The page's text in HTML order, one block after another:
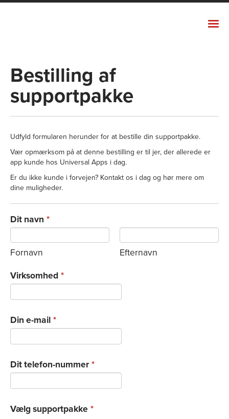
RESULTATER
SUPPORTPAKKER
Bestilling af
supportpakke
Udfyld formularen herunder for at bestille din supportpakke.
Vær opmærksom på at denne bestilling er til jer, der allerede er
app kunde hos Universal Apps i dag.
Er du ikke kunde i forvejen? Kontakt os i dag og hør mere om
dine muligheder.
Dit navn *
Fornavn Efternavn
Virksomhed *
Din e-mail *
Dit telefon-nummer *
Vælg supportpakke *